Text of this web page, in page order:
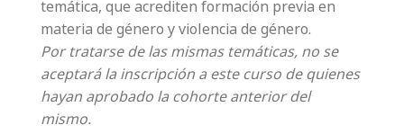
temática, que acrediten formación previa en
materia de género y violencia de género.
Por tratarse de las mismas temáticas, no se
aceptará la inscripción a este curso de quienes
hayan aprobado la cohorte anterior del
mismo.